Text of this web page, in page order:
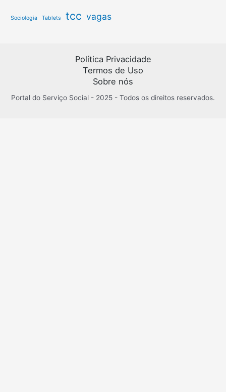
Sociologia Tablets tcc vagas
Política Privacidade
Termos de Uso
Sobre nós
Portal do Serviço Social - 2025 - Todos os direitos reservados.